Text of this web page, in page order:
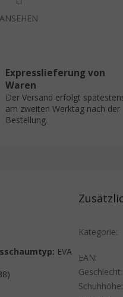
ANSEHEN
Expresslieferung von
Waren
Der Versand erfolgt
am zweiten Werktag nach der
Bestellung.
EVA
Kategorie:
EAN:
Geschlecht:
Schuhhöhe: